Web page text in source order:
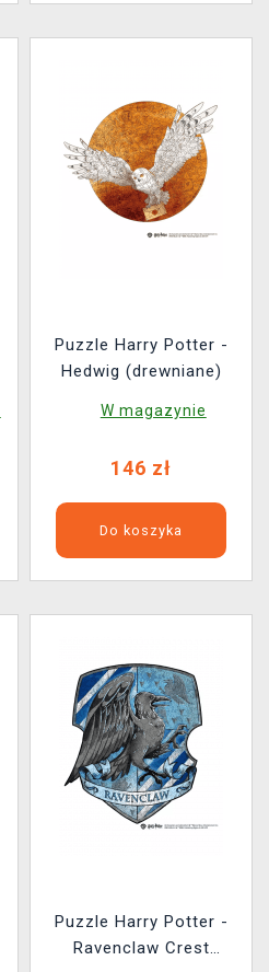
Puzzle Harry Potter -
Hedwig (drewniane)
W magazynie
146 zł
Do koszyka
Puzzle Harry Potter -
Ravenclaw Crest